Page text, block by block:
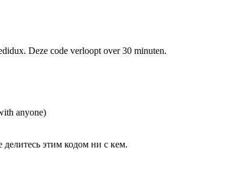
Deze code verloopt over 30 minuten.
anyone)
этим кодом ни с кем.